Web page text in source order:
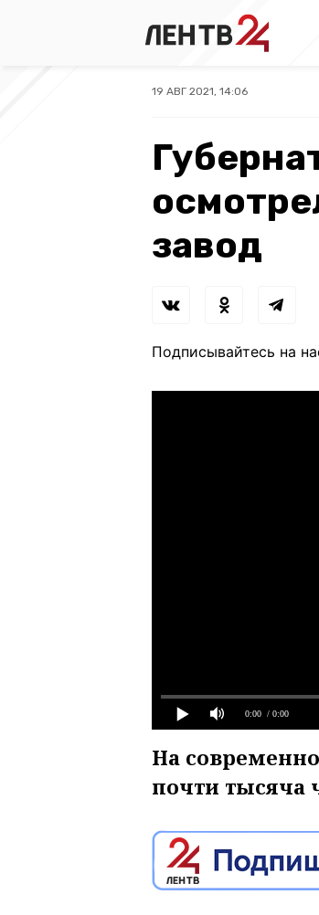
19 АВГ 2021, 14:06
завод
Подписывайтесь на
0:00 / 0:00
На
почти тысяча